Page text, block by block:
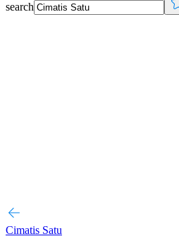
search
Cimatis Satu